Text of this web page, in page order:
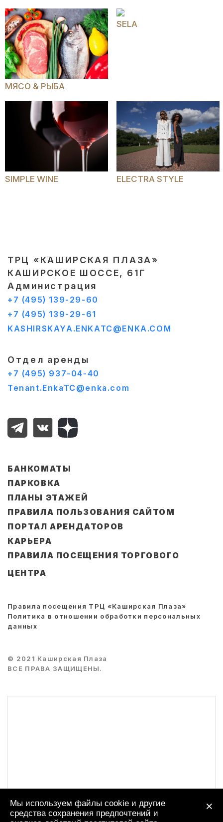
МЯСО & РЫБА
SELA
SIMPLE WINE ELECTRA STYLE
ТРЦ «КАШИРСКАЯ ПЛАЗА»
КАШИРСКОЕ ШОССЕ, 61Г
Администрация
+7 (495) 139-29-60
+7 (495) 139-29-61
KASHIRSKAYA.ENKATC@ENKA.COM
Отдел аренды
+7 (495) 937-04-40
Tenant.EnkaTC@enka.com
БАНКОМАТЫ
ПАРКОВКА
ПЛАНЫ ЭТАЖЕЙ
ПРАВИЛА ПОЛЬЗОВАНИЯ САЙТОМ
ПОРТАЛ АРЕНДАТОРОВ
КАРЬЕРА
ПРАВИЛА ПОСЕЩЕНИЯ ТОРГОВОГО
ЦЕНТРА
Правила посещения ТРЦ «Каширская Плаза»
Политика в отношении обработки персональных
данных
© 2021 Каширская Плаза
ВСЕ ПРАВА ЗАЩИЩЕНЫ.